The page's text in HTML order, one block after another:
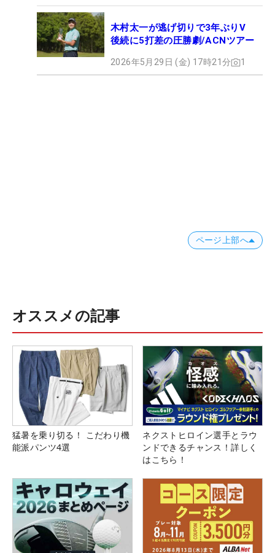
木村太一が逃げ切りで3年ぶりV
後続に5打差の圧勝劇/ACNツアー
2026年5月29日 (金) 17時21分 1
ページ上部へ
オススメの記事
猛暑を乗り切る！ こだわり機
能派パンツ4選
ネクストヒロイン選手とラウ
ンドできるチャンス！詳しく
はこちら！